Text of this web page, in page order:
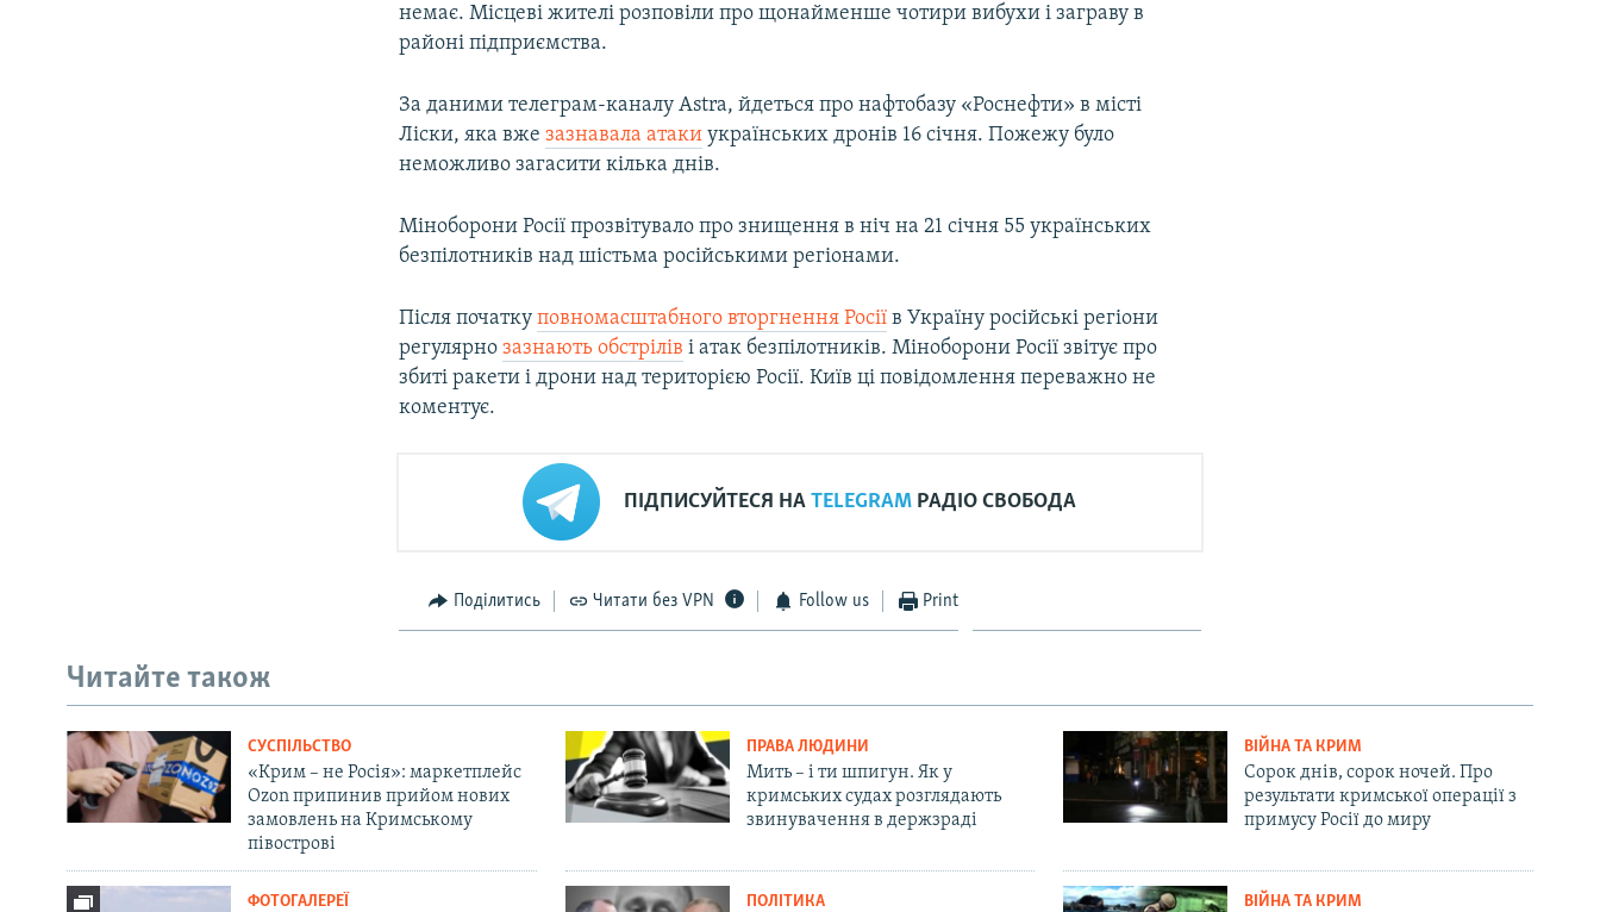
немає. Місцеві жителі розповіли про щонайменше чотири вибухи і заграву в
районі підприємства.
За даними телеграм-каналу Astra, йдеться про нафтобазу «Роснефти» в місті
Ліски, яка вжезазнавала атаки українських дронів 16 січня. Пожежу було
неможливо загасити кілька днів.
Міноборони Росії прозвітувало про знищення в ніч на 21 січня 55 українських
безпілотників над шістьма російськими регіонами.
Після початкуповномасштабного вторгнення Росії в Україну російські регіони
регулярнозазнають обстрілів і атак безпілотників. Міноборони Росії звітує про
збиті ракети і дрони над територією Росії. Київ ці повідомлення переважно не
коментує.
ПІДПИСУЙТЕСЯ НАTELEGRAM РАДІО СВОБОДА
Поділитись Читати без VPN Follow us Print
Читайте також
СУСПІЛЬСТВО
«Крим – не Росія»: маркетплейс
Ozon припинив прийом нових
замовлень на Кримському
півострові
ПРАВА ЛЮДИНИ
Мить – і ти шпигун. Як у
кримських судах розглядають
звинувачення в держзраді
ВІЙНА ТА КРИМ
Сорок днів, сорок ночей. Про
результати кримської операції з
примусу Росії до миру
ФОТОГАЛЕРЕЇ ПОЛІТИКА ВІЙНА ТА КРИМ